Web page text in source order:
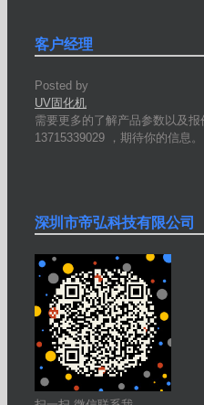
客户经理
Posted by
UV固化机
需要更多的了解产品参数以及报
13715339029 ，期待你的信息。
深圳市帝弘科技有限公司